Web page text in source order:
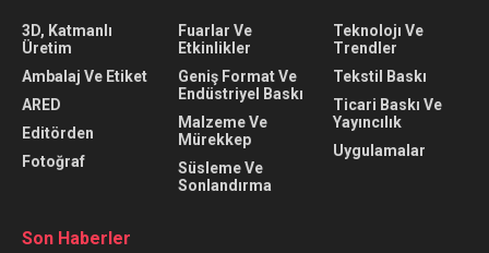
3D, Katmanlı
Üretim
Ambalaj Ve Etiket
ARED
Editörden
Fotoğraf
Fuarlar Ve
Etkinlikler
Geniş Format Ve
Endüstriyel Baskı
Malzeme Ve
Mürekkep
Süsleme Ve
Sonlandırma
Teknolojı Ve
Trendler
Tekstil Baskı
Ticari Baskı Ve
Yayıncılık
Uygulamalar
Son Haberler